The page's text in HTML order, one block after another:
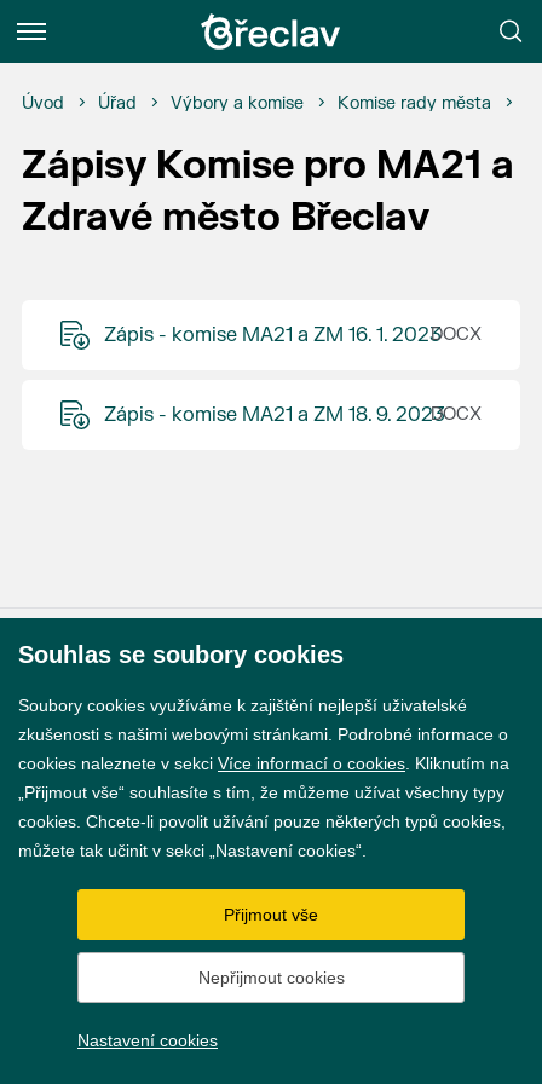
Menu
Úvod Úřad Výbory a komise Komise rady města
Zápisy Komise pro MA21 a
Zdravé město Břeclav
Zápis - komise MA21 a ZM 16. 1. 2023
Zápis - komise MA21 a ZM 18. 9. 2023
© 2026 Město Břeclav
GDPR
Nastavení cookies
Souhlas se soubory cookies
Soubory cookies využíváme k zajištění nejlepší uživatelské
zkušenosti s našimi webovými stránkami. Podrobné informace o
cookies naleznete v sekci Více informací o cookies . Kliknutím na
„Přijmout vše“ souhlasíte s tím, že můžeme užívat všechny typy
cookies. Chcete-li povolit užívání pouze některých typů cookies,
můžete tak učinit v sekci „Nastavení cookies“.
Přijmout vše
Nepřijmout cookies
Nastavení cookies